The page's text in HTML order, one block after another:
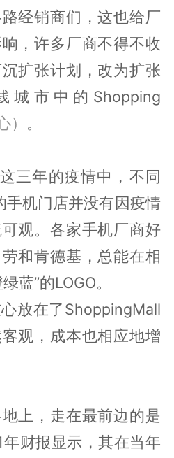
经销商们，这也给厂
，许多厂商不得不收
扩张计划，改为扩张
城市中的Shopping
） 。
三年的疫情中，不同
机门店并没有因疫情
观。各家手机厂商好
和肯德基，总能在相
蓝”的LOGO。
放在了ShoppingMall
观，成本也相应地增
上，走在最前边的是
财报显示，其在当年